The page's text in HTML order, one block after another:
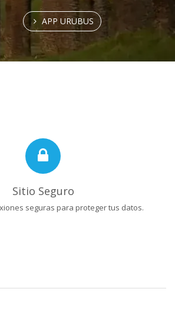
APP URUBUS
Sitio Seguro
seguras para proteger tus datos.